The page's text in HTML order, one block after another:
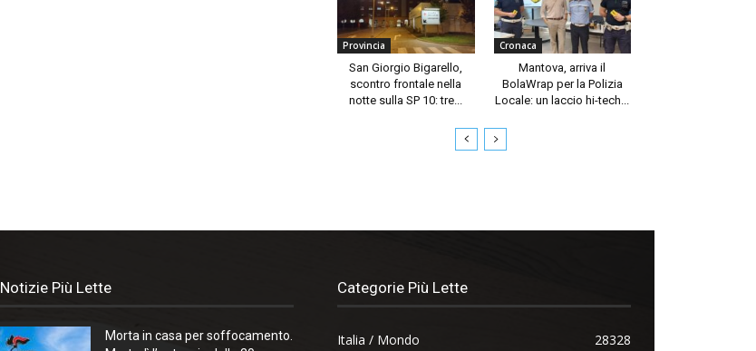
Provincia
San Giorgio Bigarello,
scontro frontale nella
notte sulla SP 10: tre...
Cronaca
Mantova, arriva il
BolaWrap per la Polizia
Locale: un laccio hi-tech...
Notizie Più Lette
Morta in casa per soffocamento.
Categorie Più Lette
Italia / Mondo 28328